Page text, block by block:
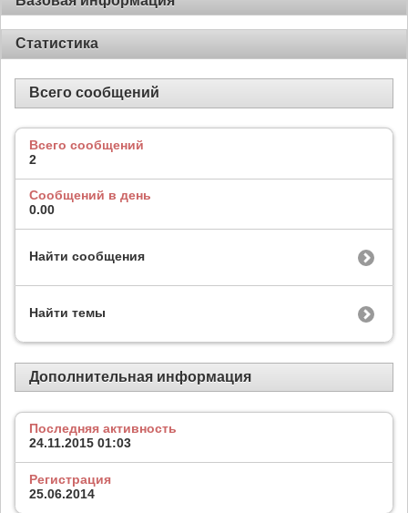
Статистика
Всего сообщений
Всего сообщений
2
Сообщений в день
0.00
Найти сообщения
Найти темы
Дополнительная информация
Последняя активность
24.11.2015 01:03
Регистрация
25.06.2014